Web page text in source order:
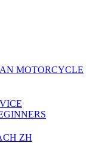
MOTORCYCLE
ZH